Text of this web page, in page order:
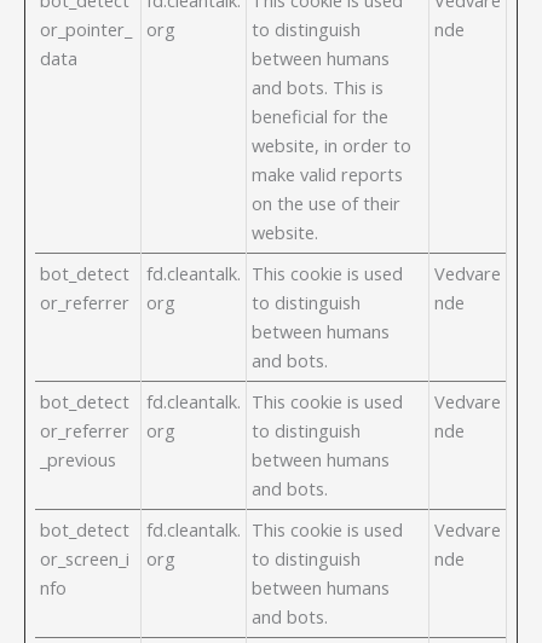
or_pointer_
data
org
to distinguish
between humans
and bots. This is
beneficial for the
website, in order to
make valid reports
on the use of their
website.
nde
bot_detect
or_referrer
fd.cleantalk.
org
This cookie is used
to distinguish
between humans
and bots.
Vedvare
nde
bot_detect
or_referrer
_previous
fd.cleantalk.
org
This cookie is used
to distinguish
between humans
and bots.
Vedvare
nde
bot_detect
or_screen_i
nfo
fd.cleantalk.
org
This cookie is used
to distinguish
between humans
and bots.
Vedvare
nde